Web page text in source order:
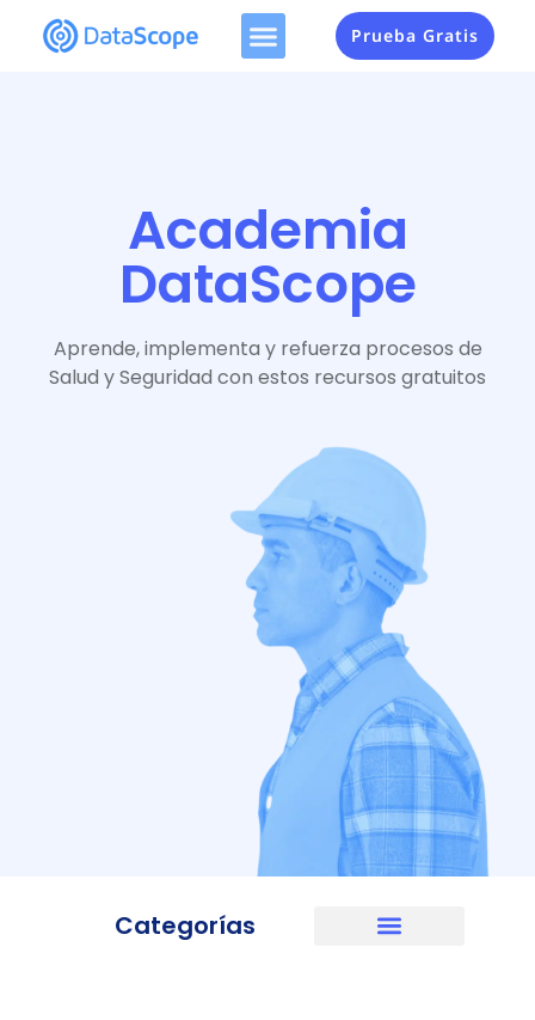
Prueba Gratis
Academia
DataScope
Aprende, implementa y refuerza procesos de
Salud y Seguridad con estos recursos gratuitos
Categorías